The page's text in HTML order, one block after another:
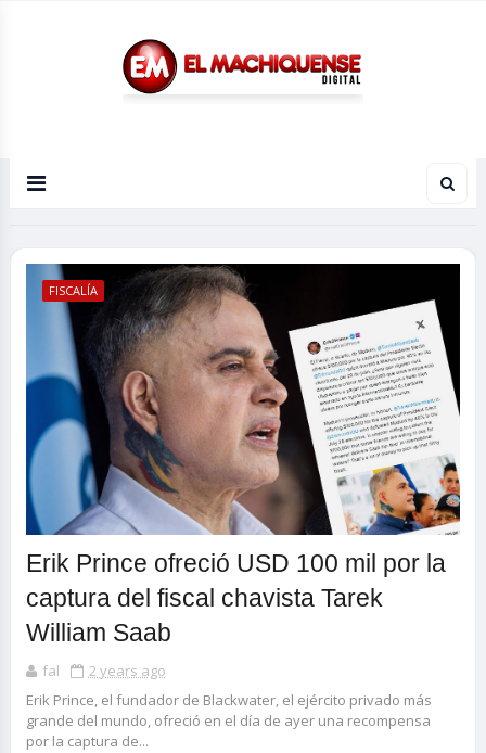
FISCALÍA
Erik Prince ofreció USD 100 mil por la
captura del fiscal chavista Tarek
William Saab
fal
2 years ago
Erik Prince, el fundador de Blackwater, el ejército privado más
grande del mundo, ofreció en el día de ayer una recompensa
por la captura de...